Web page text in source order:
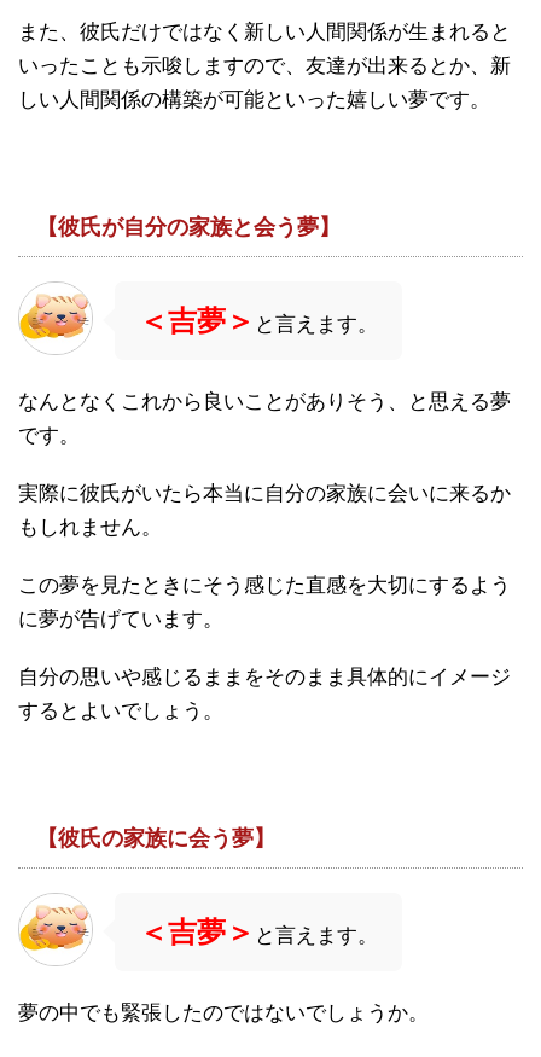
また、彼氏だけではなく新しい人間関係が生まれると
いったことも示唆しますので、友達が出来るとか、新
しい人間関係の構築が可能といった嬉しい夢です。
【彼氏が自分の家族と会う夢】
＜吉夢＞ と言えます。
なんとなくこれから良いことがありそう、と思える夢
です。
実際に彼氏がいたら本当に自分の家族に会いに来るか
もしれません。
この夢を見たときにそう感じた直感を大切にするよう
に夢が告げています。
自分の思いや感じるままをそのまま具体的にイメージ
するとよいでしょう。
【彼氏の家族に会う夢】
＜吉夢＞ と言えます。
夢の中でも緊張したのではないでしょうか。